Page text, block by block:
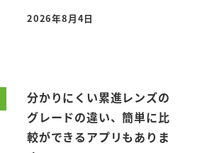
投稿日
2026年8月4日
分かりにくい累進レンズの
グレードの違い、簡単に比
較ができるアプリもありま